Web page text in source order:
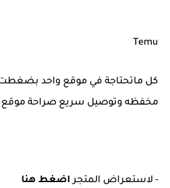
Temu
كل ماتحتاجة في موقع واحد بضغطت
مخفظه وتوصيل سريع صراحة موقع
- لاستعراض المتجر اضغط هنا